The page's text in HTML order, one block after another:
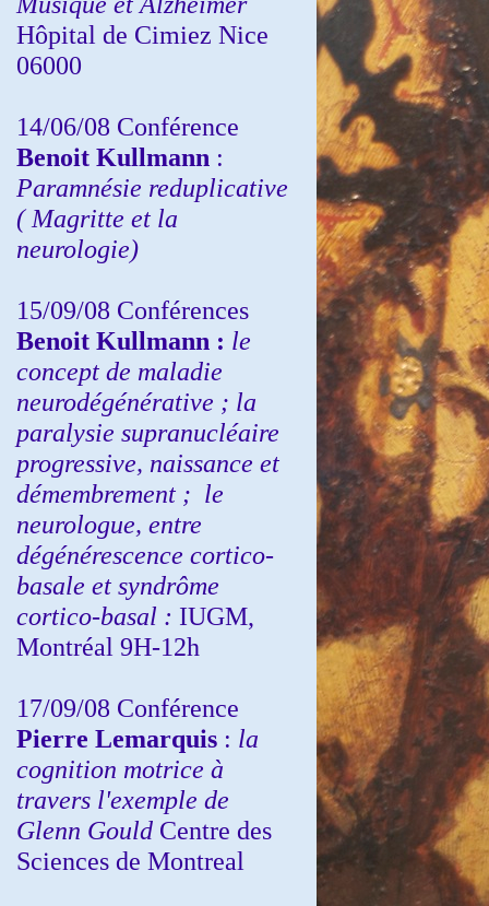
Hôpital de Cimiez Nice
06000
14/06/08 Conférence
Benoit Kullmann :
Paramnésie reduplicative
( Magritte et la
neurologie)
15/09/08 Conférences
Benoit Kullmann : le
concept de maladie
neurodégénérative ; la
paralysie supranucléaire
progressive, naissance et
démembrement ; le
neurologue, entre
dégénérescence cortico-
basale et syndrôme
cortico-basal : IUGM,
Montréal 9H-12h
17/09/08 Conférence
Pierre Lemarquis : la
cognition motrice à
travers l'exemple de
Glenn Gould Centre des
Sciences de Montreal